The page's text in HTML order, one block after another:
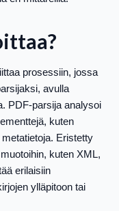
prosessiin, jossa
avulla
PDF-parsija analysoi
kuten
Eristetty
kuten XML,
erilaisiin
ylläpitoon tai